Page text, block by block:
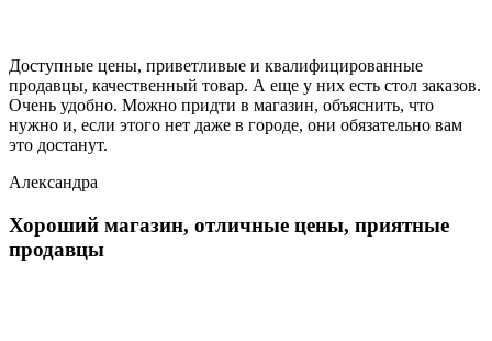
Доступные цены, приветливые и квалифицированные
продавцы, качественный товар. А еще у них есть стол заказов.
Очень удобно. Можно придти в магазин, объяснить, что
нужно и, если этого нет даже в городе, они обязательно вам
это достанут.
Александра
Хороший магазин, отличные цены, приятные
продавцы